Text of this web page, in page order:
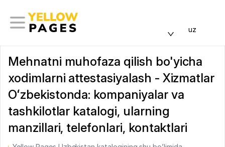
uz
Mehnatni muhofaza qilish bo'yicha
xodimlarni attestasiyalash - Xizmatlar
Oʻzbekistonda: kompaniyalar va
tashkilotlar katalogi, ularning
manzillari, telefonlari, kontaktlari